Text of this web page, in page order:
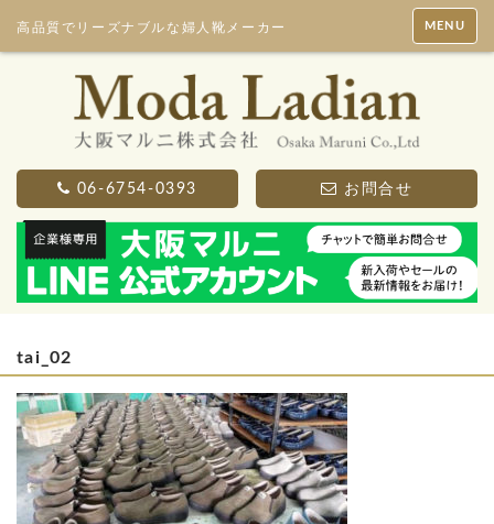
高品質でリーズナブルな婦人靴メーカー MENU
06-6754-0393 お問合せ
tai_02